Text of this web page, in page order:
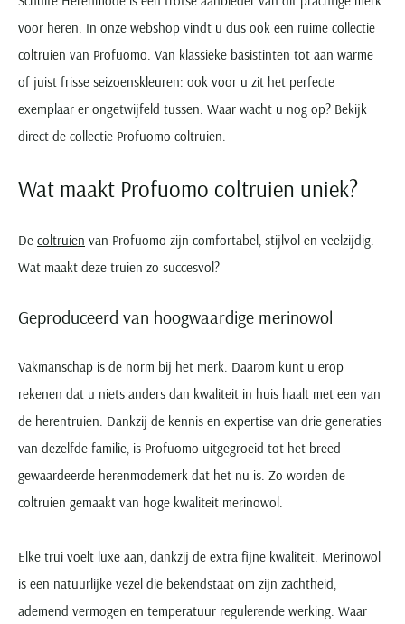
voor heren. In onze webshop vindt u dus ook een ruime collectie
coltruien van Profuomo. Van klassieke basistinten tot aan warme
of juist frisse seizoenskleuren: ook voor u zit het perfecte
exemplaar er ongetwijfeld tussen. Waar wacht u nog op? Bekijk
direct de collectie Profuomo coltruien.
Wat maakt Profuomo coltruien uniek?
De coltruien van Profuomo zijn comfortabel, stijlvol en veelzijdig.
Wat maakt deze truien zo succesvol?
Geproduceerd van hoogwaardige merinowol
Vakmanschap is de norm bij het merk. Daarom kunt u erop
rekenen dat u niets anders dan kwaliteit in huis haalt met een van
de herentruien. Dankzij de kennis en expertise van drie generaties
van dezelfde familie, is Profuomo uitgegroeid tot het breed
gewaardeerde herenmodemerk dat het nu is. Zo worden de
coltruien gemaakt van hoge kwaliteit merinowol.
Elke trui voelt luxe aan, dankzij de extra fijne kwaliteit. Merinowol
is een natuurlijke vezel die bekendstaat om zijn zachtheid,
ademend vermogen en temperatuur regulerende werking. Waar